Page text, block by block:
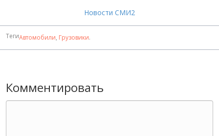
Новости СМИ2
ТегиАвтомобили, Грузовики.
Комментировать